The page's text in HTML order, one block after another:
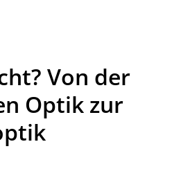
Von der
Optik zur